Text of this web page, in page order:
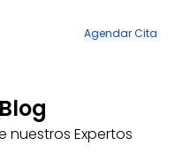
Agendar Cita
nuestros Expertos